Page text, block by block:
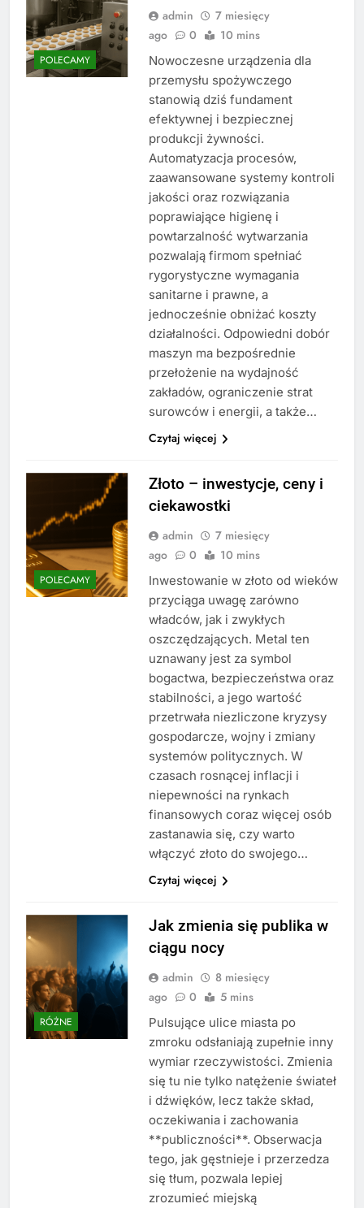
POLECAMY
admin
7 miesięcy
ago
0 10 mins
Nowoczesne urządzenia dla
przemysłu spożywczego
stanowią dziś fundament
efektywnej i bezpiecznej
produkcji żywności.
Automatyzacja procesów,
zaawansowane systemy kontroli
jakości oraz rozwiązania
poprawiające higienę i
powtarzalność wytwarzania
pozwalają firmom spełniać
rygorystyczne wymagania
sanitarne i prawne, a
jednocześnie obniżać koszty
działalności. Odpowiedni dobór
maszyn ma bezpośrednie
przełożenie na wydajność
zakładów, ograniczenie strat
surowców i energii, a także…
Czytaj więcej
POLECAMY
Złoto – inwestycje, ceny i
ciekawostki
admin
7 miesięcy
ago
0 10 mins
Inwestowanie w złoto od wieków
przyciąga uwagę zarówno
władców, jak i zwykłych
oszczędzających. Metal ten
uznawany jest za symbol
bogactwa, bezpieczeństwa oraz
stabilności, a jego wartość
przetrwała niezliczone kryzysy
gospodarcze, wojny i zmiany
systemów politycznych. W
czasach rosnącej inflacji i
niepewności na rynkach
finansowych coraz więcej osób
zastanawia się, czy warto
włączyć złoto do swojego…
Czytaj więcej
RÓŻNE
Jak zmienia się publika w
ciągu nocy
admin
8 miesięcy
ago
0 5 mins
Pulsujące ulice miasta po
zmroku odsłaniają zupełnie inny
wymiar rzeczywistości. Zmienia
się tu nie tylko natężenie świateł
i dźwięków, lecz także skład,
oczekiwania i zachowania
**publiczności**. Obserwacja
tego, jak gęstnieje i przerzedza
się tłum, pozwala lepiej
zrozumieć miejską